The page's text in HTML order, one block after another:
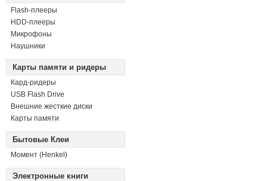
Flash-плееры
HDD-плееры
Микрофоны
Наушники
Карты памяти и ридеры
Кард-ридеры
USB Flash Drive
Внешние жесткие диски
Карты памяти
Бытовые Клеи
Момент (Henkel)
Электронные книги